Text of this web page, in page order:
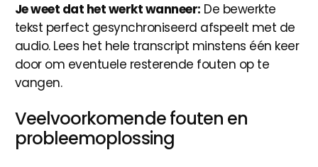
Je weet dat het werkt wanneer: De bewerkte
tekst perfect gesynchroniseerd afspeelt met de
audio. Lees het hele transcript minstens één keer
door om eventuele resterende fouten op te
vangen.
Veelvoorkomende fouten en
probleemoplossing